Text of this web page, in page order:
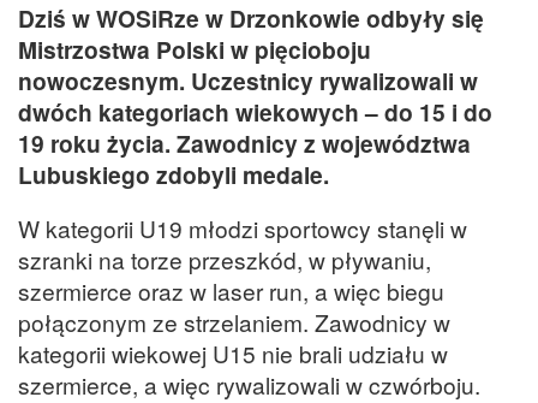
Dziś w WOSiRze w Drzonkowie odbyły się
Mistrzostwa Polski w pięcioboju
nowoczesnym. Uczestnicy rywalizowali w
dwóch kategoriach wiekowych – do 15 i do
19 roku życia. Zawodnicy z województwa
Lubuskiego zdobyli medale.
W kategorii U19 młodzi sportowcy stanęli w
szranki na torze przeszkód, w pływaniu,
szermierce oraz w laser run, a więc biegu
połączonym ze strzelaniem. Zawodnicy w
kategorii wiekowej U15 nie brali udziału w
szermierce, a więc rywalizowali w czwórboju.